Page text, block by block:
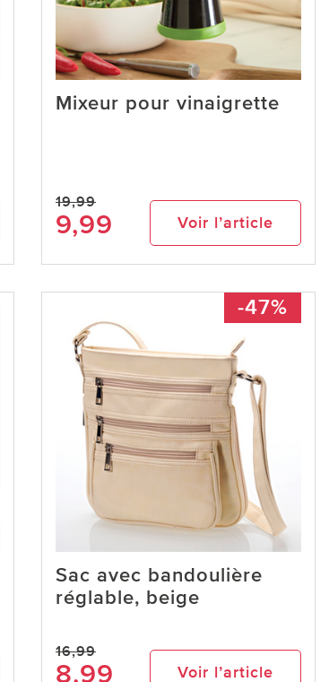
Mixeur pour vinaigrette
19,99
9,99 Voir l’article
-47%
Sac avec bandoulière
réglable, beige
16,99
8,99 Voir l’article